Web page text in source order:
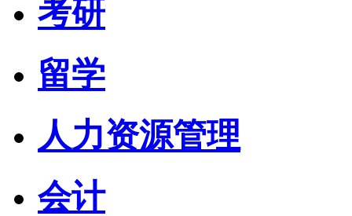
考研
留学
人力资源管理
会计